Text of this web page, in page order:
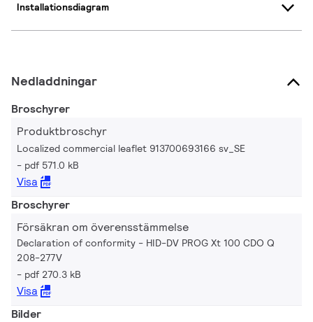
Installationsdiagram
Nedladdningar
Broschyrer
Produktbroschyr
Localized commercial leaflet 913700693166 sv_SE
pdf 571.0 kB
Visa
Broschyrer
Försäkran om överensstämmelse
Declaration of conformity - HID-DV PROG Xt 100 CDO Q
208-277V
pdf 270.3 kB
Visa
Bilder